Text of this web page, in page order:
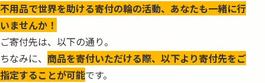
不用品で世界を助ける寄付の輪の活動、あなたも一緒に行
いませんか！
ご寄付先は、以下の通り。
ちなみに、 商品を寄付いただける際、以下より寄付先をご
指定することが可能です。